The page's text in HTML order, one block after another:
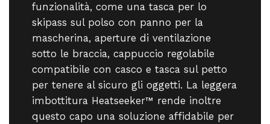
funzionalità, come una tasca per lo
skipass sul polso con panno per la
mascherina, aperture di ventilazione
sotto le braccia, cappuccio regolabile
compatibile con casco e tasca sul petto
per tenere al sicuro gli oggetti. La leggera
imbottitura Heatseeker™ rende inoltre
questo capo una soluzione affidabile per